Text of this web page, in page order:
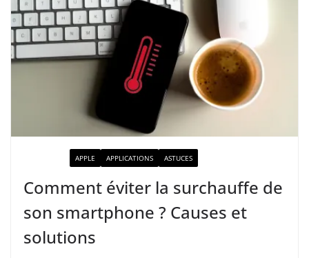
APPLE APPLICATIONS ASTUCES
Comment éviter la surchauffe de
son smartphone ? Causes et
solutions